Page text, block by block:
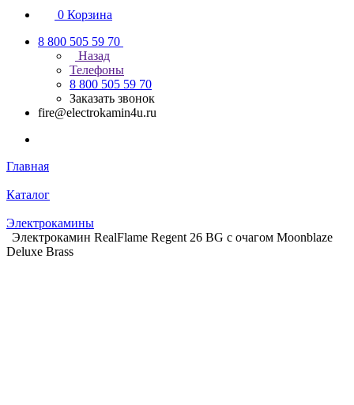
0 Корзина
8 800 505 59 70
Назад
Телефоны
8 800 505 59 70
Заказать звонок
fire@electrokamin4u.ru
Главная
Каталог
Электрокамины
Электрокамин RealFlame Regent 26 BG с очагом Moonblaze
Deluxe Brass